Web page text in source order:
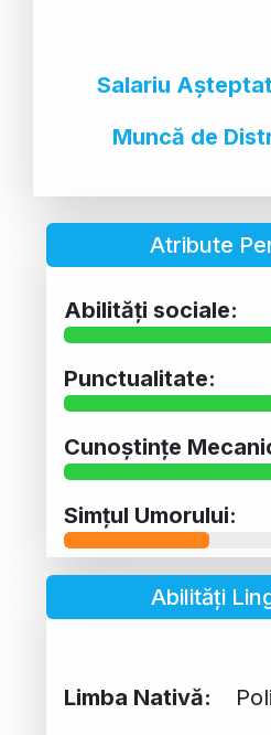
Salariu
Muncă de
Atribute
Abilități sociale:
Punctualitate:
Cunoștințe
Simțul Umorului:
Abilități
Limba Nativă: